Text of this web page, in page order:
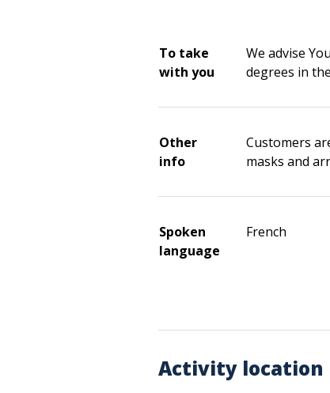
To take
with you
We advise
degrees in
Other
info
Customers
masks and
Spoken
language
French
Activity location